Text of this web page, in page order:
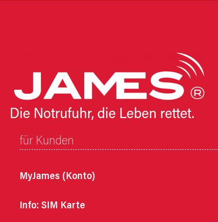
Die Notrufuhr, die Leben rettet.
für Kunden
MyJames (Konto)
Info: SIM Karte